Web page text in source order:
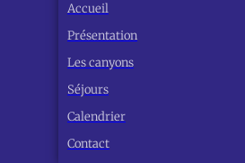
Accueil
Présentation
Les canyons
Séjours
Calendrier
Contact